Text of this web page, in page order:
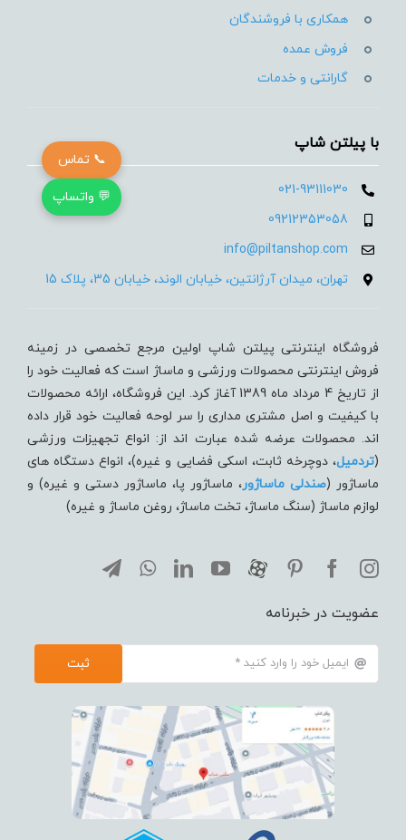
همکاری با فروشندگان
فروش عمده
گارانتی و خدمات
با پیلتن شاپ
021-93111030
09212353058
info@piltanshop.com
تهران، میدان آرژانتین، خیابان الوند، خیابان 35، پلاک 15
فروشگاه اینترنتی پیلتن شاپ اولین مرجع تخصصی در زمینه
فروش اینترنتی محصولات ورزشی و ماساژ است که فعالیت خود را
از تاریخ 4 مرداد ماه 1389 آغاز کرد. این فروشگاه، ارائه محصولات
با کیفیت و اصل مشتری مداری را سر لوحه فعالیت خود قرار داده
اند. محصولات عرضه شده عبارت اند از: انواع تجهیزات ورزشی
(تردميل، دوچرخه ثابت، اسکی فضایی و غیره)، انواع دستگاه های
ماساژور (صندلی ماساژور، ماساژور پا، ماساژور دستی و غیره) و
لوازم ماساژ (سنگ ماساژ، تخت ماساژ، روغن ماساژ و غیره)
عضویت در خبرنامه
ثبت
📞 تماس
💬 واتساپ